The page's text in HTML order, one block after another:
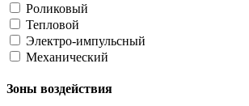
Роликовый
Тепловой
Электро-импульсный
Механический
Зоны воздействия